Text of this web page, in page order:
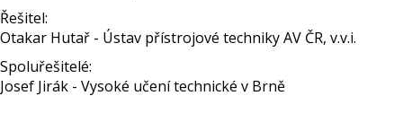
Řešitel:
Otakar Hutař - Ústav přístrojové techniky AV ČR, v.v.i.
Spoluřešitelé:
Josef Jirák - Vysoké učení technické v Brně